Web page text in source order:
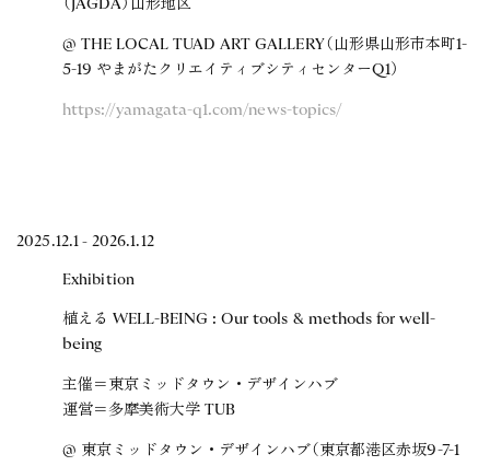
（JAGDA）山形地区
@ THE LOCAL TUAD ART GALLERY（山形県山形市本町1-
5-19 やまがたクリエイティブシティセンターQ1）
https://yamagata-q1.com/news-topics/
2025.12.1 - 2026.1.12
Exhibition
植える WELL-BEING : Our tools & methods for well-
being
主催＝東京ミッドタウン・デザインハブ
運営＝多摩美術大学 TUB
@ 東京ミッドタウン・デザインハブ（東京都港区赤坂9-7-1